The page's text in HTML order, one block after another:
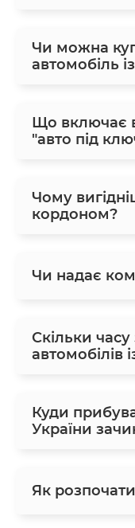
Чи можна
автомобіль
Що включає
"авто під
Чому
кордоном?
Чи надає
Скільки
автомобілів
Куди
України
Як